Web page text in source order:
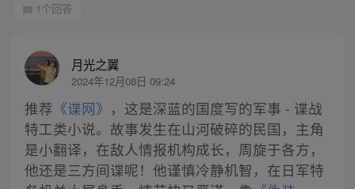
1个回答
月光之翼
2024年12月08日 09:24
推荐 《谍网》 ，这是深蓝的国度写的军事 - 谍战
特工类小说。故事发生在山河破碎的民国，主角
是小翻译，在敌人情报机构成长，周旋于各方，
他还是三方间谍呢！他谨慎冷静机智，在日军特